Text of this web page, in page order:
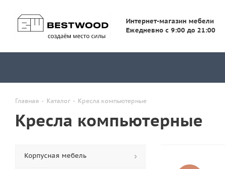
Интернет-магазин мебели
Ежедневно с 9:00 до 21:00
Главная - Каталог - Кресла компьютерные
Кресла компьютерные
Корпусная мебель